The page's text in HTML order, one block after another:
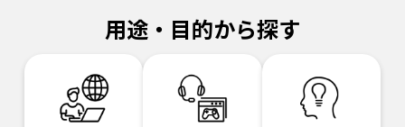
用途・目的から探す